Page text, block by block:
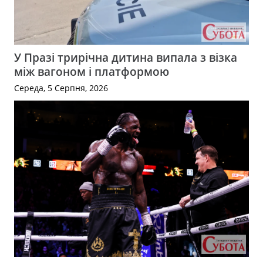
У Празі трирічна дитина випала з візка
між вагоном і платформою
Середа, 5 Серпня, 2026